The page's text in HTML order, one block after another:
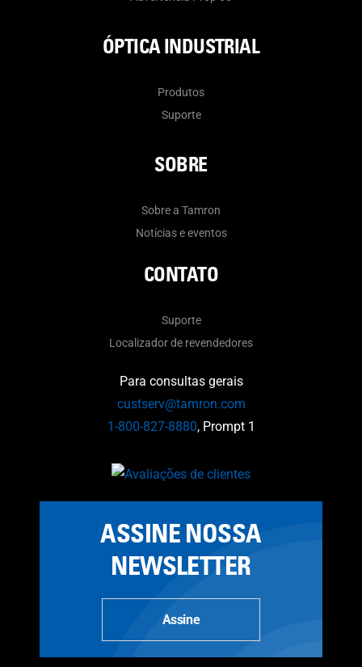
ÓPTICA INDUSTRIAL
Produtos
Suporte
SOBRE
Sobre a Tamron
Notícias e eventos
CONTATO
Suporte
Localizador de revendedores
Para consultas gerais
custserv@tamron.com
1-800-827-8880, Prompt 1
ASSINE NOSSA
NEWSLETTER
Assine